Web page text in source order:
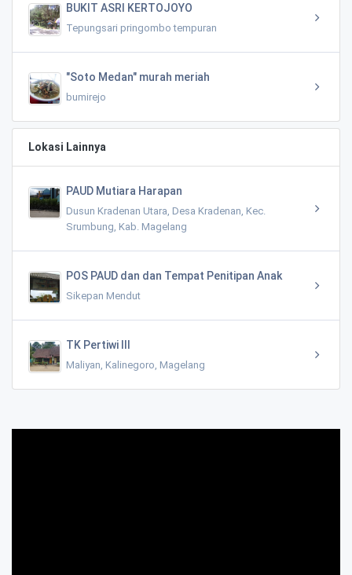
BUKIT ASRI KERTOJOYO
Tepungsari pringombo tempuran
"Soto Medan" murah meriah
bumirejo
Lokasi Lainnya
PAUD Mutiara Harapan
Dusun Kradenan Utara, Desa Kradenan, Kec.
Srumbung, Kab. Magelang
POS PAUD dan dan Tempat Penitipan Anak
Sikepan Mendut
TK Pertiwi III
Maliyan, Kalinegoro, Magelang